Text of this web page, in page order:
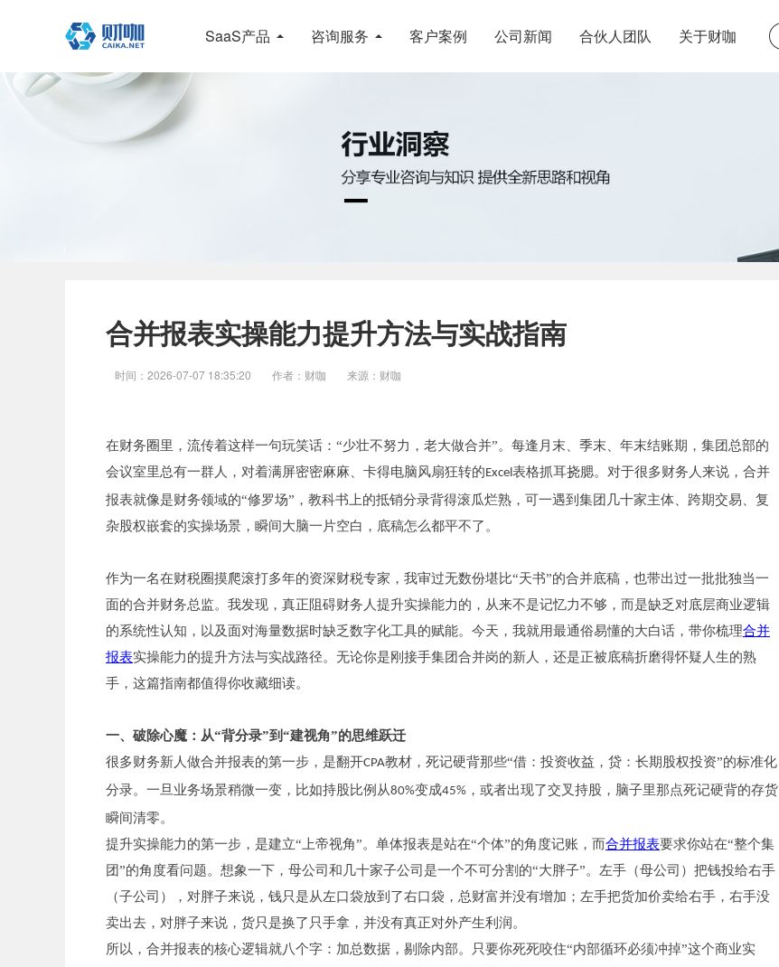
SaaS产品 咨询服务 客户案例 公司新闻 合伙人团队 关于财咖
合并报表实操能力提升方法与实战指南
时间：2026-07-07 18:35:20 作者：财咖 来源：财咖
在财务圈里，流传着这样一句玩笑话：“少壮不努力，老大做合并”。每逢月末、季末、年末结账期，集团总部的
会议室里总有一群人，对着满屏密密麻麻、卡得电脑风扇狂转的Excel表格抓耳挠腮。对于很多财务人来说，合并
报表就像是财务领域的“修罗场”，教科书上的抵销分录背得滚瓜烂熟，可一遇到集团几十家主体、跨期交易、复
杂股权嵌套的实操场景，瞬间大脑一片空白，底稿怎么都平不了。
作为一名在财税圈摸爬滚打多年的资深财税专家，我审过无数份堪比“天书”的合并底稿，也带出过一批批独当一
面的合并财务总监。我发现，真正阻碍财务人提升实操能力的，从来不是记忆力不够，而是缺乏对底层商业逻辑
的系统性认知，以及面对海量数据时缺乏数字化工具的赋能。今天，我就用最通俗易懂的大白话，带你梳理合并
报表实操能力的提升方法与实战路径。无论你是刚接手集团合并岗的新人，还是正被底稿折磨得怀疑人生的熟
手，这篇指南都值得你收藏细读。
一、破除心魔：从“背分录”到“建视角”的思维跃迁
很多财务新人做合并报表的第一步，是翻开CPA教材，死记硬背那些“借：投资收益，贷：长期股权投资”的标准化
分录。一旦业务场景稍微一变，比如持股比例从80%变成45% ，或者出现了交叉持股，脑子里那点死记硬背的存货
瞬间清零。
提升实操能力的第一步，是建立“上帝视角”。单体报表是站在“个体”的角度记账，而合并报表要求你站在“整个集
团”的角度看问题。想象一下，母公司和几十家子公司是一个不可分割的“大胖子”。左手（母公司）把钱投给右手
（子公司），对胖子来说，钱只是从左口袋放到了右口袋，总财富并没有增加；左手把货加价卖给右手，右手没
卖出去，对胖子来说，货只是换了只手拿，并没有真正对外产生利润。
所以，合并报表的核心逻辑就八个字：加总数据，剔除内部。只要你死死咬住“内部循环必须冲掉”这个商业实